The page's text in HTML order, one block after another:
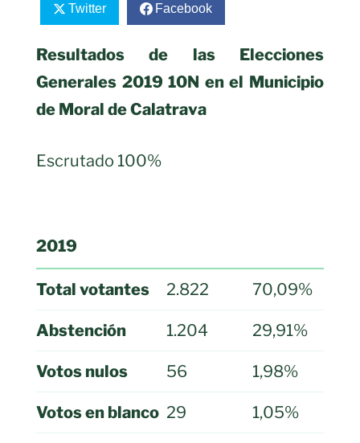
Twitter Facebook
Resultados de las Elecciones
Generales 2019 10N en el Municipio
de Moral de Calatrava
Escrutado 100%
2019
Total votantes 2.822 70,09%
Abstención 1.204 29,91%
Votos nulos 56 1,98%
Votos en blanco 29 1,05%